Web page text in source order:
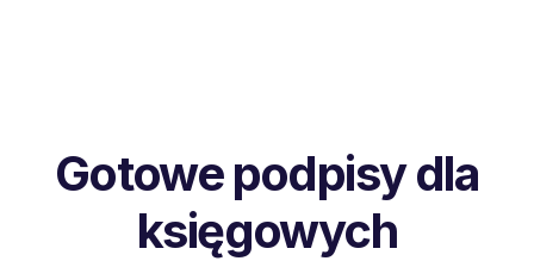
Gotowe podpisy dla
księgowych